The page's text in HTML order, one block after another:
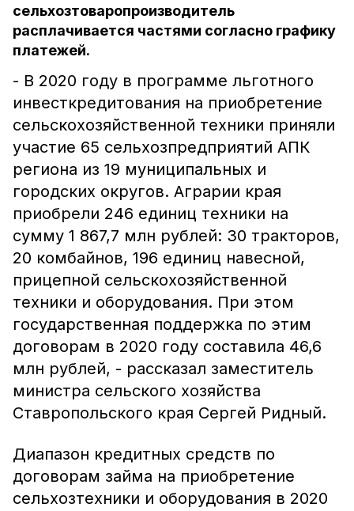
сельхозтоваропроизводитель
расплачивается частями согласно графику
платежей.
- В 2020 году в программе льготного
инвесткредитования на приобретение
сельскохозяйственной техники приняли
участие 65 сельхозпредприятий АПК
региона из 19 муниципальных и
городских округов. Аграрии края
приобрели 246 единиц техники на
сумму 1 867,7 млн рублей: 30 тракторов,
20 комбайнов, 196 единиц навесной,
прицепной сельскохозяйственной
техники и оборудования. При этом
государственная поддержка по этим
договорам в 2020 году составила 46,6
млн рублей, - рассказал заместитель
министра сельского хозяйства
Ставропольского края Сергей Ридный.
Диапазон кредитных средств по
договорам займа на приобретение
сельхозтехники и оборудования в 2020